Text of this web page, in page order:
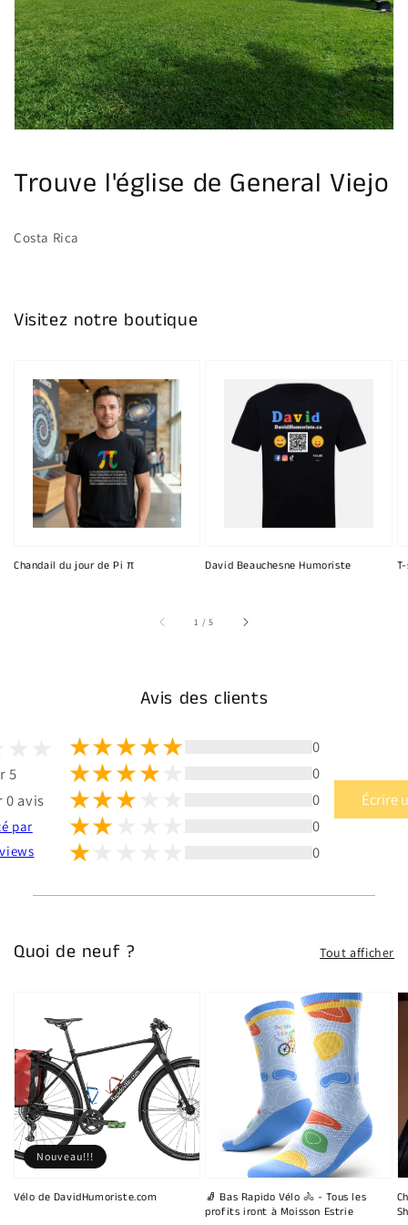
dans
la
vue
de
la
galerie
Trouve l'église de General Viejo
Costa Rica
Visitez notre boutique
Chandail du jour de Pi π David Beauchesne Humoriste
1 /sur
5
Avis des clients
5
0 avis
par
0
0
0
0
0
Écrire
Quoi de neuf ? Tout afficher
Vélo de DavidHumoriste.com
Nouveau!!!
🧦 Bas Rapido Vélo 🚴 - Tous les
profits iront à Moisson Estrie